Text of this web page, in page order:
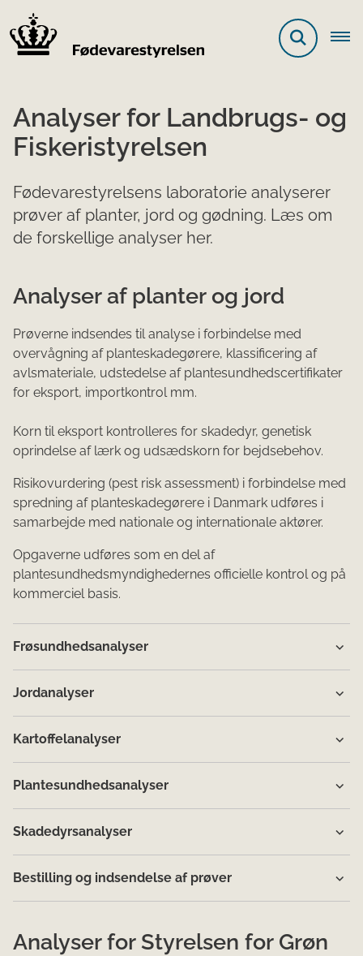
Analyser for Landbrugs- og
Fiskeristyrelsen
Fødevarestyrelsens laboratorie analyserer
prøver af planter, jord og gødning. Læs om
de forskellige analyser her.
Analyser af planter og jord
Prøverne indsendes til analyse i forbindelse med
overvågning af planteskadegørere, klassificering af
avlsmateriale, udstedelse af plantesundhedscertifikater
for eksport, importkontrol mm.
Korn til eksport kontrolleres for skadedyr, genetisk
oprindelse af lærk og udsædskorn for bejdsebehov.
Risikovurdering (pest risk assessment) i forbindelse med
spredning af planteskadegørere i Danmark udføres i
samarbejde med nationale og internationale aktører.
Opgaverne udføres som en del af
plantesundhedsmyndighedernes officielle kontrol og på
kommerciel basis.
Frøsundhedsanalyser
Jordanalyser
Kartoffelanalyser
Plantesundhedsanalyser
Skadedyrsanalyser
Bestilling og indsendelse af prøver
Analyser for Styrelsen for Grøn